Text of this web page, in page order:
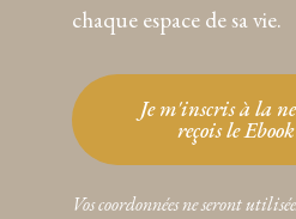
chaque espace de sa vie.
Je m'inscris à la
reçois le
Vos coordonnées ne seront